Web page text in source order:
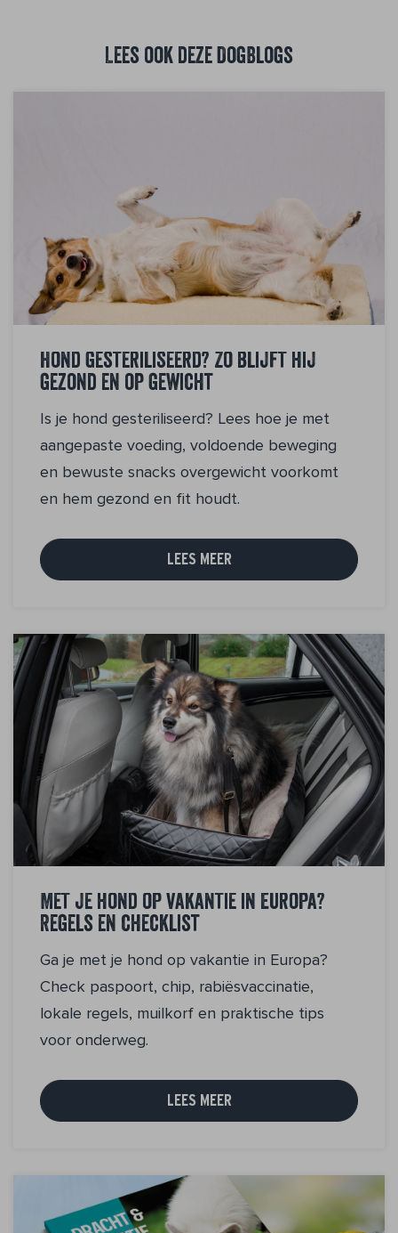
Lees ook deze DogBlogs
Hond gesteriliseerd? Zo blijft hij
gezond en op gewicht
Is je hond gesteriliseerd? Lees hoe je met
aangepaste voeding, voldoende beweging
en bewuste snacks overgewicht voorkomt
en hem gezond en fit houdt.
LEES MEER
Met je hond op vakantie in Europa?
Regels en checklist
Ga je met je hond op vakantie in Europa?
Check paspoort, chip, rabiësvaccinatie,
lokale regels, muilkorf en praktische tips
voor onderweg.
LEES MEER